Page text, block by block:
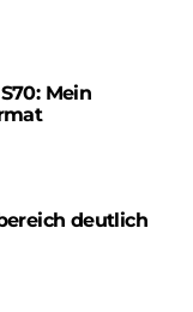
Mein
deutlich